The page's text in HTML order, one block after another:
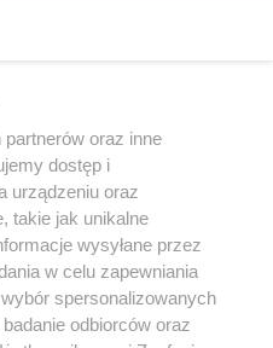
oraz inne
dostęp i
urządzeniu oraz
takie jak unikalne
wysyłane przez
w celu zapewniania
spersonalizowanych
odbiorców oraz